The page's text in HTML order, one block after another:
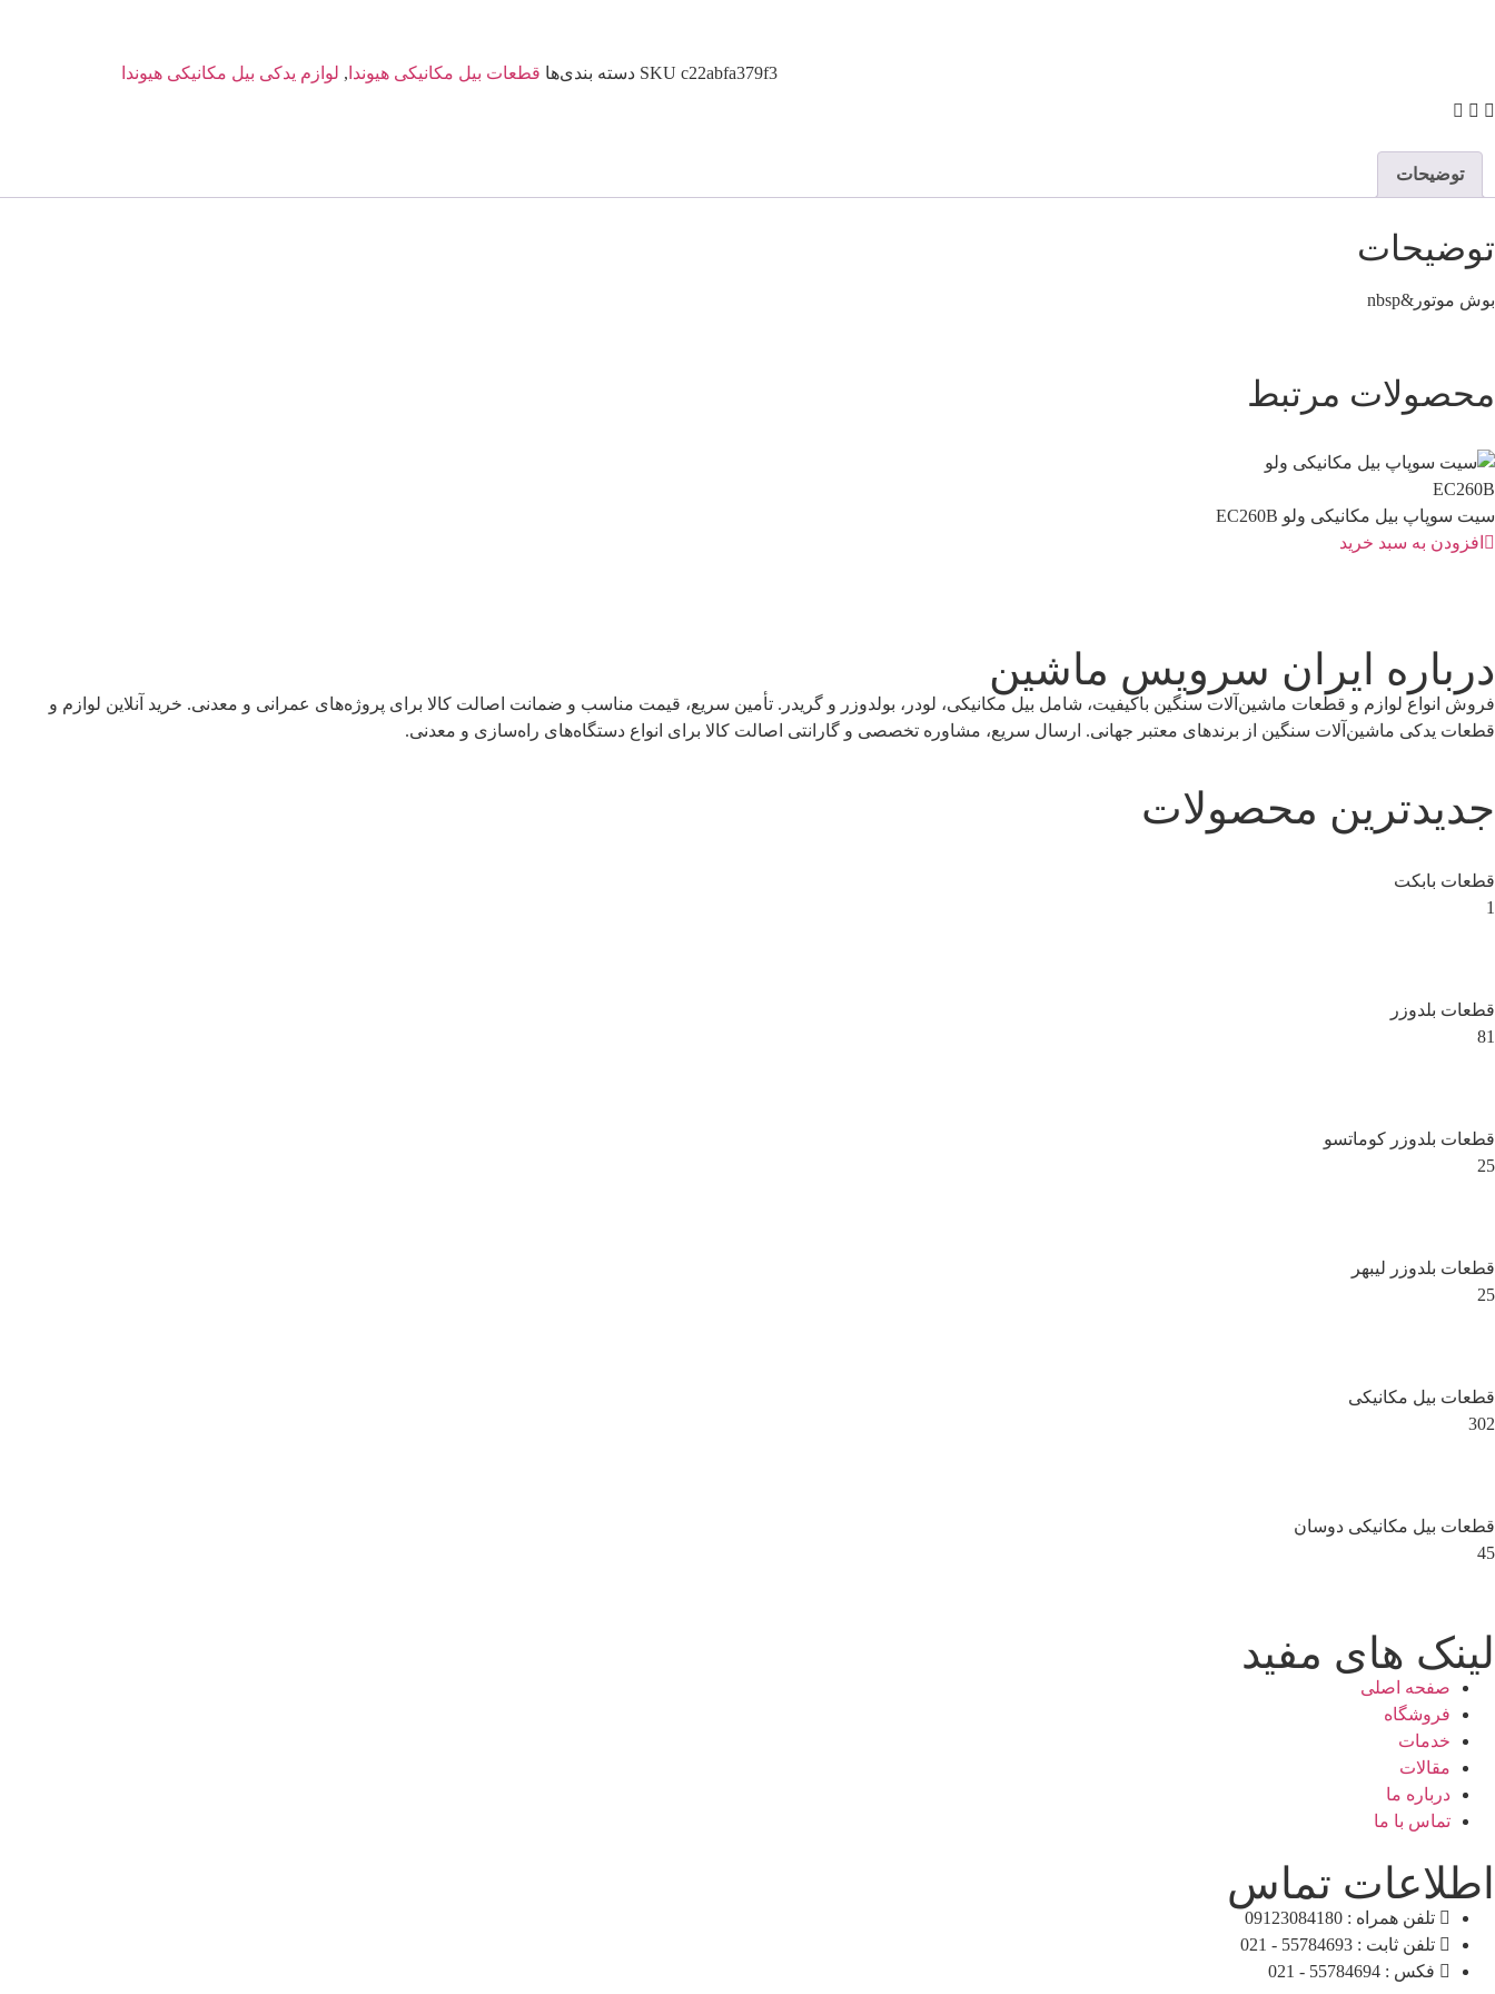
SKU c22abfa379f3 دسته بندی‌ها قطعات بیل مکانیکی هیوندا , لوازم یدکی بیل مکانیکی هیوندا
توضیحات
توضیحات
بوش موتور&nbsp
محصولات مرتبط
سیت سوپاپ بیل مکانیکی ولو EC260B
افزودن به سبد خرید
درباره ایران سرویس ماشین
فروش انواع لوازم و قطعات ماشین‌آلات سنگین باکیفیت، شامل بیل مکانیکی، لودر، بولدوزر و گریدر. تأمین سریع، قیمت مناسب و ضمانت اصالت کالا برای پروژه‌های عمرانی و معدنی. خرید آنلاین لوازم و
قطعات یدکی ماشین‌آلات سنگین از برندهای معتبر جهانی. ارسال سریع، مشاوره تخصصی و گارانتی اصالت کالا برای انواع دستگاه‌های راه‌سازی و معدنی.
جدیدترین محصولات
قطعات بابکت
1
قطعات بلدوزر
81
قطعات بلدوزر کوماتسو
25
قطعات بلدوزر لیبهر
25
قطعات بیل مکانیکی
302
قطعات بیل مکانیکی دوسان
45
لینک های مفید
صفحه اصلی
فروشگاه
خدمات
مقالات
درباره ما
تماس با ما
اطلاعات تماس
تلفن همراه : 09123084180
تلفن ثابت : 55784693 - 021
فکس : 55784694 - 021